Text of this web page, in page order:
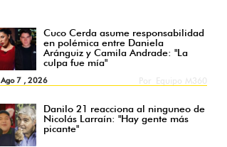
Cuco Cerda asume responsabilidad
en polémica entre Daniela
Aránguiz y Camila Andrade: "La
culpa fue mía"
Ago 7 , 2026
Danilo 21 reacciona al ninguneo de
Nicolás Larraín: "Hay gente más
picante"